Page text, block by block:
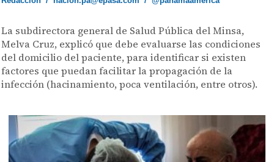
La subdirectora general de Salud Pública del Minsa,
Melva Cruz, explicó que debe evaluarse las condiciones
del domicilio del paciente, para identificar si existen
factores que puedan facilitar la propagación de la
infección (hacinamiento, poca ventilación, entre otros).